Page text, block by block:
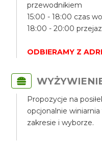
przewodnikiem
15:00 - 18:00 czas
18:00 - 20:00
ODBIERAMY Z
Propozycje na
opcjonalnie
zakresie i wyborze.